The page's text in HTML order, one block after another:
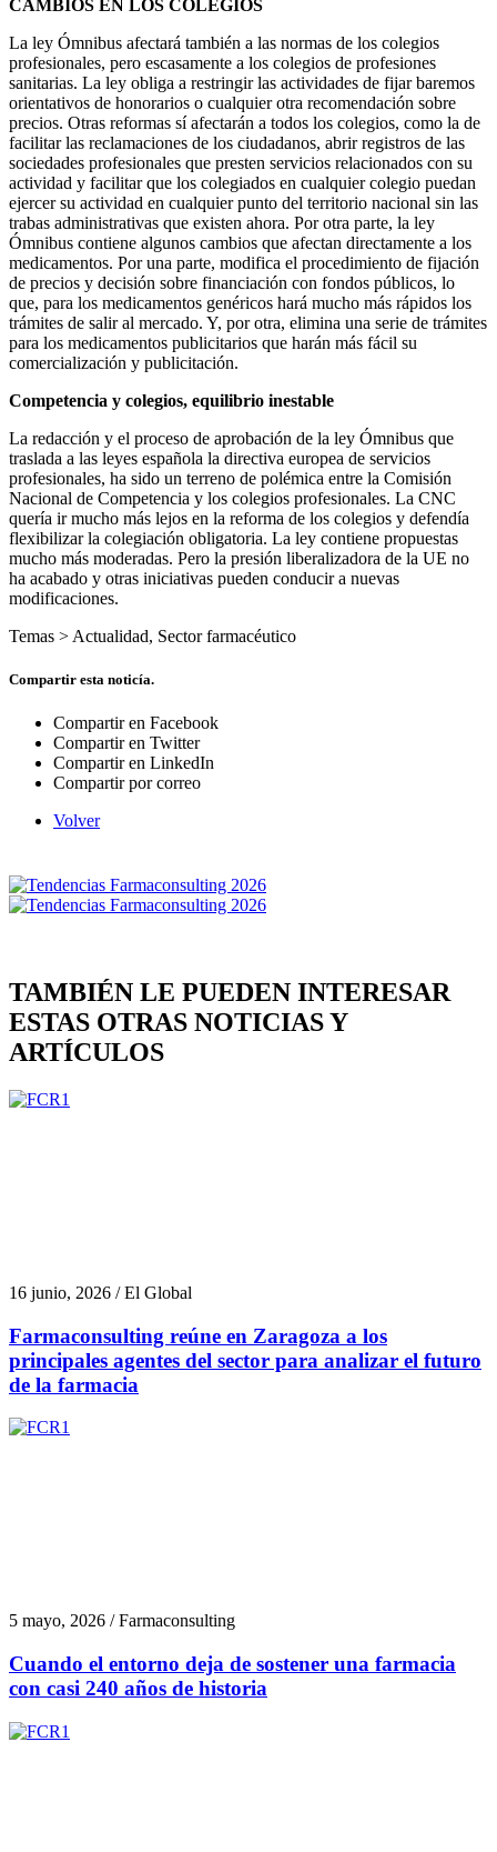
CAMBIOS EN LOS COLEGIOS
La ley Ómnibus afectará también a las normas de los colegios
profesionales, pero escasamente a los colegios de profesiones
sanitarias. La ley obliga a restringir las actividades de fijar baremos
orientativos de honorarios o cualquier otra recomendación sobre
precios. Otras reformas sí afectarán a todos los colegios, como la de
facilitar las reclamaciones de los ciudadanos, abrir registros de las
sociedades profesionales que presten servicios relacionados con su
actividad y facilitar que los colegiados en cualquier colegio puedan
ejercer su actividad en cualquier punto del territorio nacional sin las
trabas administrativas que existen ahora. Por otra parte, la ley
Ómnibus contiene algunos cambios que afectan directamente a los
medicamentos. Por una parte, modifica el procedimiento de fijación
de precios y decisión sobre financiación con fondos públicos, lo
que, para los medicamentos genéricos hará mucho más rápidos los
trámites de salir al mercado. Y, por otra, elimina una serie de trámites
para los medicamentos publicitarios que harán más fácil su
comercialización y publicitación.
Competencia y colegios, equilibrio inestable
La redacción y el proceso de aprobación de la ley Ómnibus que
traslada a las leyes española la directiva europea de servicios
profesionales, ha sido un terreno de polémica entre la Comisión
Nacional de Competencia y los colegios profesionales. La CNC
quería ir mucho más lejos en la reforma de los colegios y defendía
flexibilizar la colegiación obligatoria. La ley contiene propuestas
mucho más moderadas. Pero la presión liberalizadora de la UE no
ha acabado y otras iniciativas pueden conducir a nuevas
modificaciones.
Temas > Actualidad, Sector farmacéutico
Compartir esta noticía.
Compartir en Facebook
Compartir en Twitter
Compartir en LinkedIn
Compartir por correo
Volver
TAMBIÉN LE PUEDEN INTERESAR
ESTAS OTRAS NOTICIAS Y
ARTÍCULOS
16 junio, 2026 / El Global
Farmaconsulting reúne en Zaragoza a los
principales agentes del sector para analizar el futuro
de la farmacia
5 mayo, 2026 / Farmaconsulting
Cuando el entorno deja de sostener una farmacia
con casi 240 años de historia